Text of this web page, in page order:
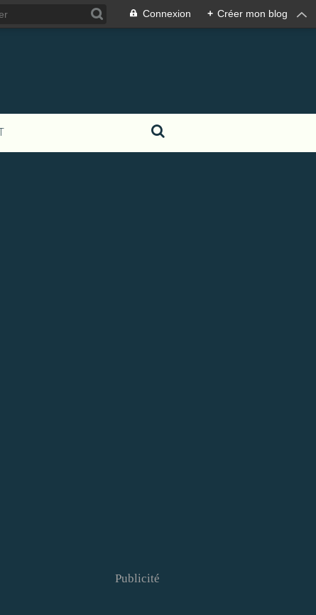
Connexion + Créer mon blog
Publicité